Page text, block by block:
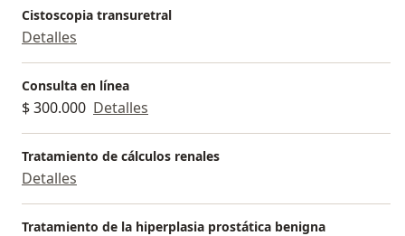
Cistoscopia transuretral
Detalles
Consulta en línea
$ 300.000 Detalles
Tratamiento de cálculos renales
Detalles
Tratamiento de la hiperplasia prostática benigna